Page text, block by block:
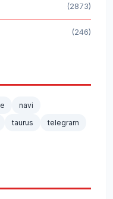
(2873)
(246)
navi
taurus
telegram